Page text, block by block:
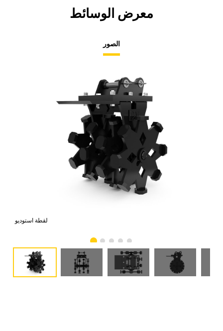
معرض الوسائط
الصور
لقطة استوديو